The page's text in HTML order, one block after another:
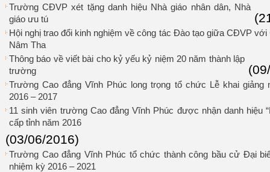
Trường CĐVP xét tặng danh hiệu Nhà giáo nhân dân, Nhà
giáo ưu tú
Hội nghị trao đổi kinh nghiệm về công tác Đào tạo giữa CĐVP
Nâm Tha
Thông báo về viết bài cho kỷ yếu kỷ niệm 20 năm thành lập
trường
Trường Cao đẳng Vĩnh Phúc long trọng tổ chức Lễ khai giảng
2016 – 2017
11 sinh viên trường Cao đẳng Vĩnh Phúc được nhận danh hiệu
cấp tỉnh năm 2016
(03/06/2016)
Trường Cao đẳng Vĩnh Phúc tổ chức thành công bầu cử Đại
nhiệm kỳ 2016 – 2021